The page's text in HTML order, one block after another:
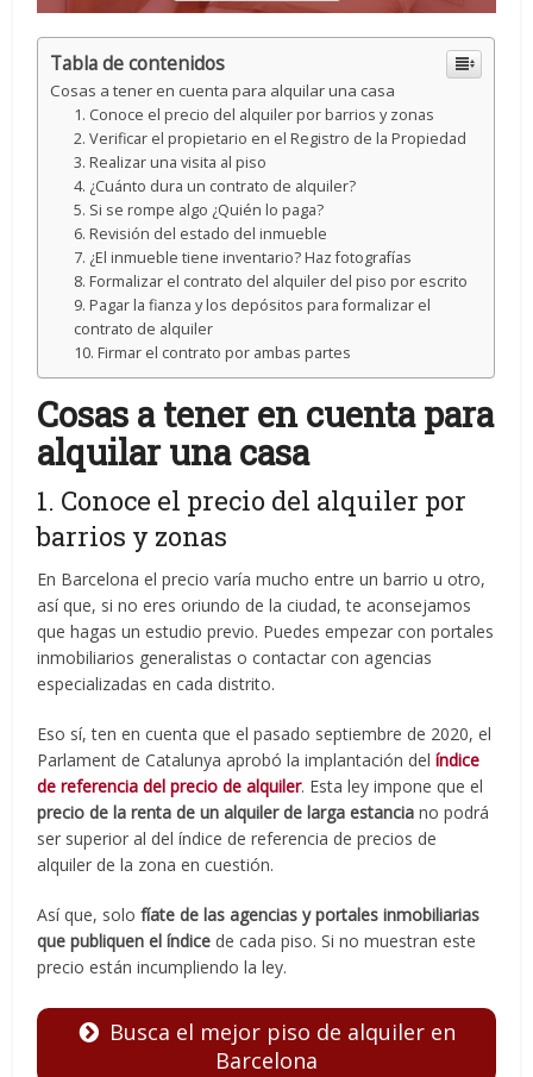
Tabla de contenidos
Cosas a tener en cuenta para alquilar una casa
1. Conoce el precio del alquiler por barrios y zonas
2. Verificar el propietario en el Registro de la Propiedad
3. Realizar una visita al piso
4. ¿Cuánto dura un contrato de alquiler?
5. Si se rompe algo ¿Quién lo paga?
6. Revisión del estado del inmueble
7. ¿El inmueble tiene inventario? Haz fotografías
8. Formalizar el contrato del alquiler del piso por escrito
9. Pagar la fianza y los depósitos para formalizar el
contrato de alquiler
10. Firmar el contrato por ambas partes
Cosas a tener en cuenta para
alquilar una casa
1. Conoce el precio del alquiler por
barrios y zonas
En Barcelona el precio varía mucho entre un barrio u otro,
así que, si no eres oriundo de la ciudad, te aconsejamos
que hagas un estudio previo. Puedes empezar con portales
inmobiliarios generalistas o contactar con agencias
especializadas en cada distrito.
Eso sí, ten en cuenta que el pasado septiembre de 2020, el
Parlament de Catalunya aprobó la implantación delíndice
de referencia del precio de alquiler. Esta ley impone que el
precio de la renta de un alquiler de larga estancia no podrá
ser superior al del índice de referencia de precios de
alquiler de la zona en cuestión.
Así que, solofíate de las agencias y portales inmobiliarias
que publiquen el índice de cada piso. Si no muestran este
precio están incumpliendo la ley.
Busca el mejor piso de alquiler en
Barcelona